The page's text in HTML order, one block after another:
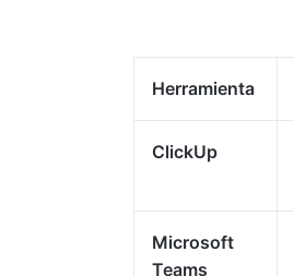
Herramienta
ClickUp
Microsoft
Teams